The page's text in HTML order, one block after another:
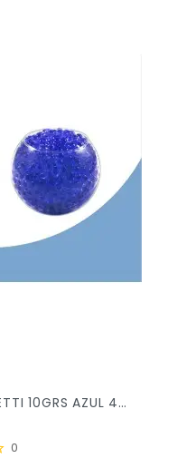
PERLAS DE HIDROGEL CONFETTI 10GRS AZUL 4003 X/25
0